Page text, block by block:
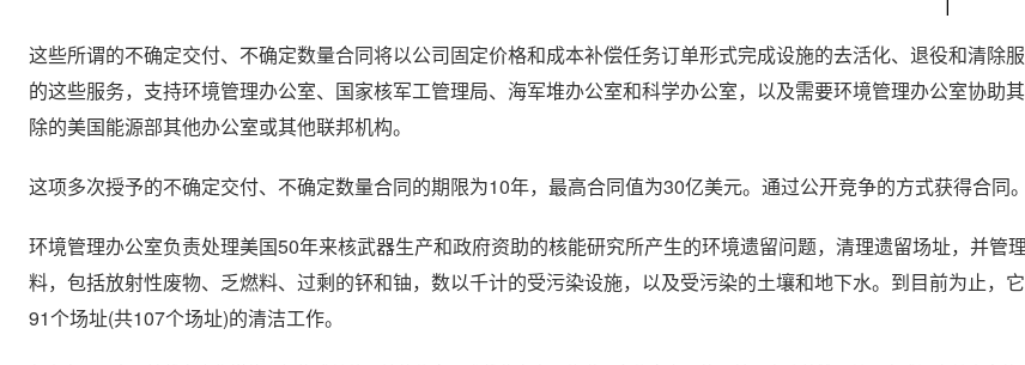
这些所谓的不确定交付、不确定数量合同将以公司固定价格和成本补偿任务订单形式完成设施的去活化、退役和清除
的这些服务，支持环境管理办公室、国家核军工管理局、海军堆办公室和科学办公室，以及需要环境管理办公室协助
除的美国能源部其他办公室或其他联邦机构。
这项多次授予的不确定交付、不确定数量合同的期限为10年，最高合同值为30亿美元。通过公开竞争的方式获得合同。
环境管理办公室负责处理美国50年来核武器生产和政府资助的核能研究所产生的环境遗留问题，清理遗留场址，并管
料，包括放射性废物、乏燃料、过剩的钚和铀，数以千计的受污染设施，以及受污染的土壤和地下水。到目前为止，
91个场址(共107个场址)的清洁工作。